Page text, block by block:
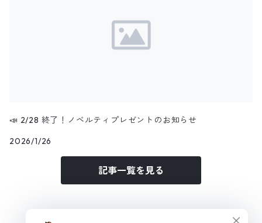
📣 2/28 終了！ノベルティプレゼントのお知らせ
2026/1/26
記事一覧を見る